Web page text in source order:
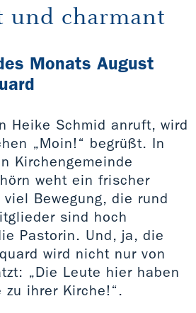
und charmant
Monats August
Heike Schmid anruft, wird
„Moin!“ begrüßt. In
Kirchengemeinde
weht ein frischer
Bewegung, die rund
sind hoch
Pastorin. Und, ja, die
wird nicht nur von
„Die Leute hier haben
zu ihrer Kirche!“.